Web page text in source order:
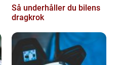
Så underhåller du bilens
dragkrok